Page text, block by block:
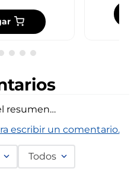
resumen…
escribir un comentario.
Todos